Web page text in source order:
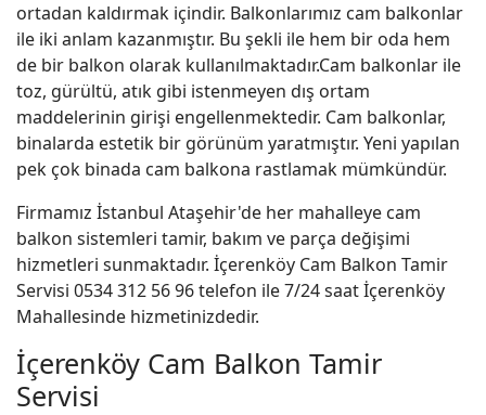
ortadan kaldırmak içindir. Balkonlarımız cam balkonlar
ile iki anlam kazanmıştır. Bu şekli ile hem bir oda hem
de bir balkon olarak kullanılmaktadır.Cam balkonlar ile
toz, gürültü, atık gibi istenmeyen dış ortam
maddelerinin girişi engellenmektedir. Cam balkonlar,
binalarda estetik bir görünüm yaratmıştır. Yeni yapılan
pek çok binada cam balkona rastlamak mümkündür.
Firmamız İstanbul Ataşehir'de her mahalleye cam
balkon sistemleri tamir, bakım ve parça değişimi
hizmetleri sunmaktadır. İçerenköy Cam Balkon Tamir
Servisi 0534 312 56 96 telefon ile 7/24 saat İçerenköy
Mahallesinde hizmetinizdedir.
İçerenköy Cam Balkon Tamir
Servisi